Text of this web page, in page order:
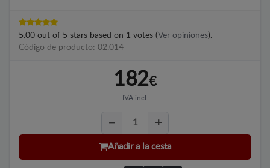
5.00 out of 5 stars based on 1 votes (Ver opiniones).
Código de producto: 02.014
182€
IVA incl.
Añadir a la cesta